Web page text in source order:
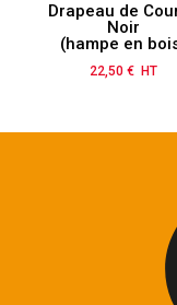
Drapeau de
Noir
(hampe en
Prix
22,50 € HT